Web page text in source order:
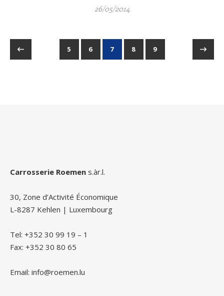
26/05/2014
5 6 7 8 9
Carrosserie Roemen s.àr.l.
30, Zone d’Activité Économique
L-8287 Kehlen | Luxembourg
Tel: +352 30 99 19 – 1
Fax: +352 30 80 65
Email: info@roemen.lu